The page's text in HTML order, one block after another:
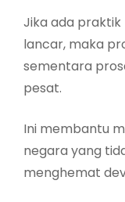
Jika ada
lancar, maka
sementara
pesat.
Ini membantu
negara yang
menghemat